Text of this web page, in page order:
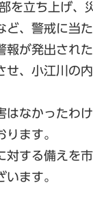
を立ち上げ、
、警戒に当た
報が発出され
せ、小江川の
なかったわ
ます。
対する備えを
ます。